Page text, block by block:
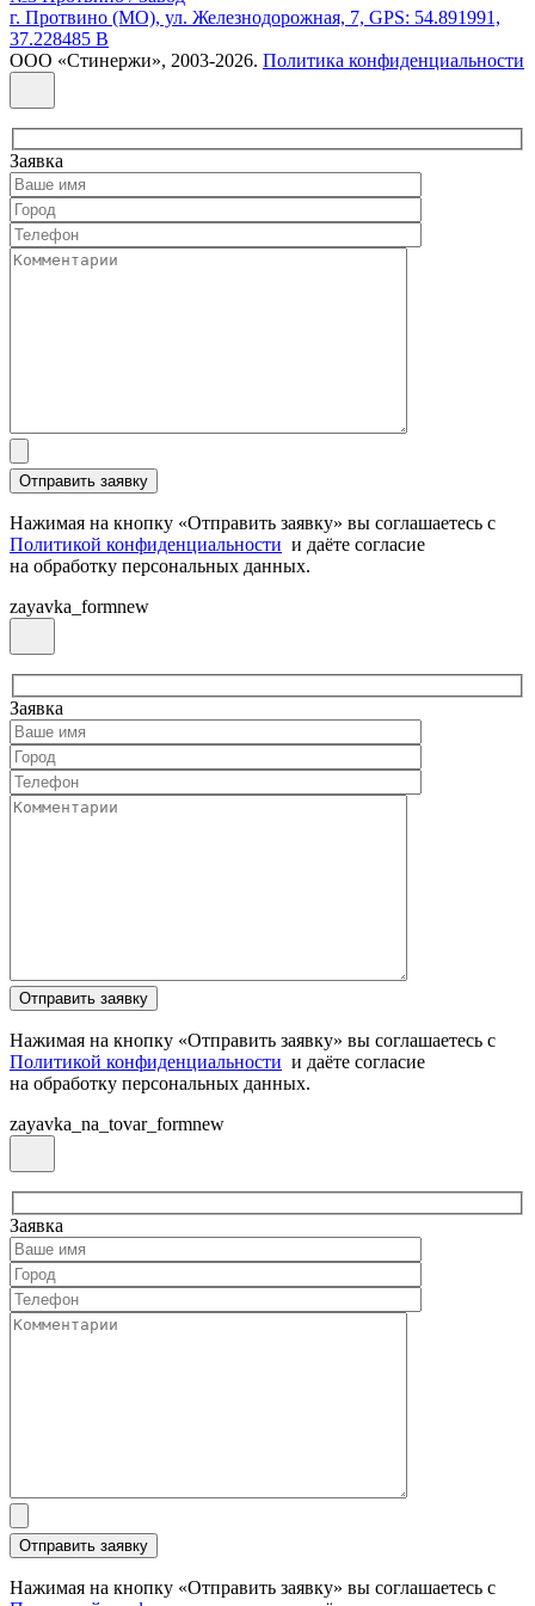
г. Протвино (МО), ул. Железнодорожная, 7, GPS: 54.891991,
37.228485 В
ООО «Стинержи», 2003-2026. Политика конфиденциальности
Заявка
Нажимая на кнопку «Отправить заявку» вы соглашаетесь с
Политикой конфиденциальности и даёте согласие
на обработку персональных данных.
zayavka_formnew
Заявка
Нажимая на кнопку «Отправить заявку» вы соглашаетесь с
Политикой конфиденциальности и даёте согласие
на обработку персональных данных.
zayavka_na_tovar_formnew
Заявка
Нажимая на кнопку «Отправить заявку» вы соглашаетесь с